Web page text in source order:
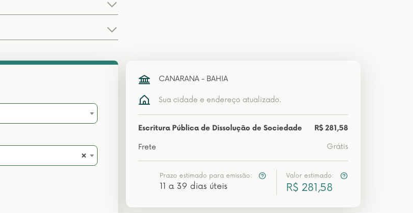
×
CANARANA - BAHIA
Sua cidade e endereço atualizado.
Escritura Pública de Dissolução de Sociedade R$ 281,58
Frete Grátis
Prazo estimado para emissão:
11 a 39 dias úteis
Valor estimado:
R$ 281,58